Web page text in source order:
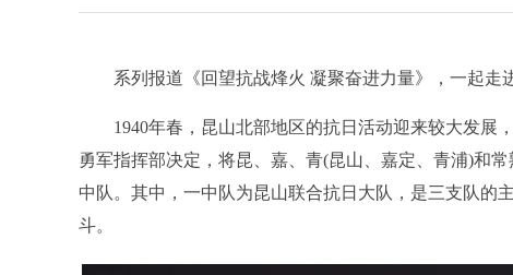
系列报道《回望抗战烽火 凝聚奋进力量》，一起走进
1940年春，昆山北部地区的抗日活动迎来较大发展
勇军指挥部决定，将昆、嘉、青(昆山、嘉定、青浦)和
中队。其中，一中队为昆山联合抗日大队，是三支队
斗。